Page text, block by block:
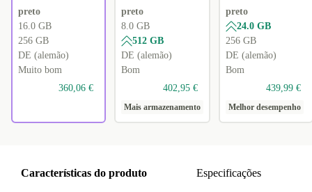
preto
16.0 GB
256 GB
DE (alemão)
Muito bom
360,06 €
preto
8.0 GB
512 GB
DE (alemão)
Bom
402,95 €
Mais armazenamento
preto
24.0 GB
256 GB
DE (alemão)
Bom
439,99 €
Melhor desempenho
Características do produto Especificações